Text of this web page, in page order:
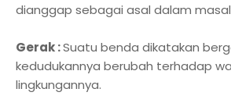
dianggap sebagai asal dalam
Gerak :Suatu benda dikatakan
kedudukannya berubah terhadap
lingkungannya.